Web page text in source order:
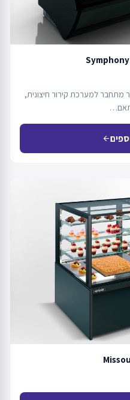
מתחבר למערכת קירור חיצונית,
arrow_back